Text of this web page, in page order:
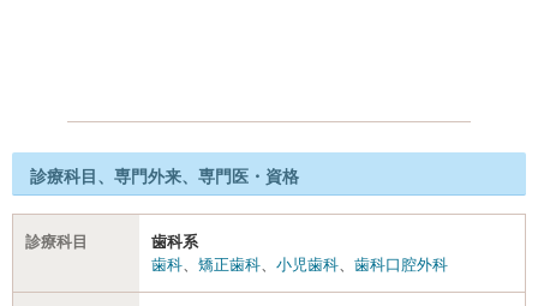
診療科目、専門外来、専門医・資格
診療科目
歯科系
歯科、 矯正歯科、 小児歯科、 歯科口腔外科